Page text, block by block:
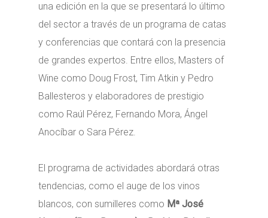
una edición en la que se presentará lo último
del sector a través de un programa de catas
y conferencias que contará con la presencia
de grandes expertos. Entre ellos, Masters of
Wine como Doug Frost, Tim Atkin y Pedro
Ballesteros y elaboradores de prestigio
como Raúl Pérez, Fernando Mora, Ángel
Anocíbar o Sara Pérez.
El programa de actividades abordará otras
tendencias, como el auge de los vinos
blancos, con sumilleres como Mª José